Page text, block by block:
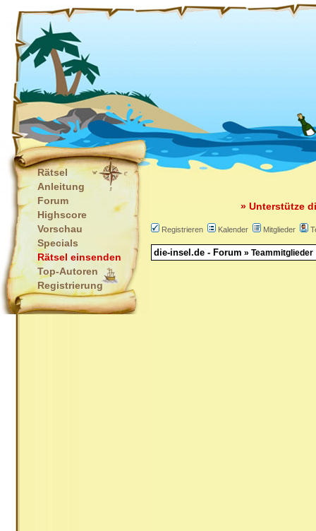
Rätsel
Anleitung
Forum
Highscore
Vorschau
Specials
Rätsel einsenden
Top-Autoren
Registrierung
» Unterstütze
Registrieren Kalender Mitglieder
die-insel.de - Forum » Teammitglieder